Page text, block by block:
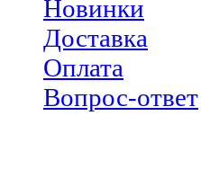
Новинки
Доставка
Оплата
Вопрос-ответ